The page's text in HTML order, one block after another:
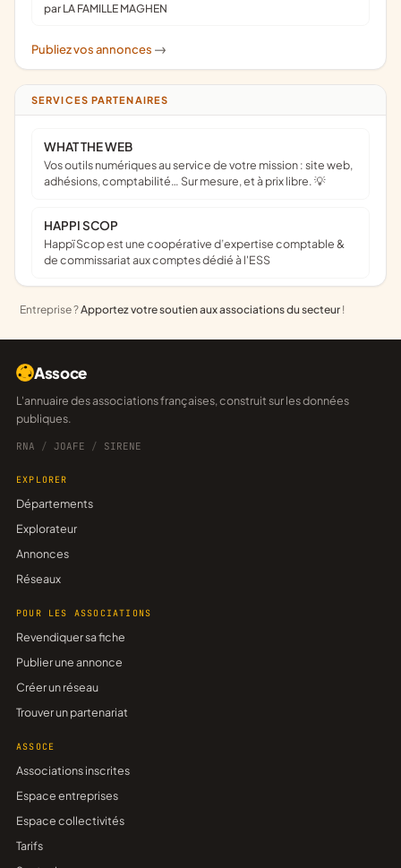
par LA FAMILLE MAGHEN
Publiez vos annonces ->
SERVICES PARTENAIRES
WHAT THE WEB
Vos outils numériques au service de votre mission : site web,
adhésions, comptabilité… Sur mesure, et à prix libre. 💡
HAPPI SCOP
Happï Scop est une coopérative d’expertise comptable &
de commissariat aux comptes dédié à l'ESS
Entreprise ?Apportez votre soutien aux associations du secteur !
Assoce
L'annuaire des associations françaises, construit sur les données
publiques.
RNA / JOAFE / SIRENE
EXPLORER
Départements
Explorateur
Annonces
Réseaux
POUR LES ASSOCIATIONS
Revendiquer sa fiche
Publier une annonce
Créer un réseau
Trouver un partenariat
ASSOCE
Associations inscrites
Espace entreprises
Espace collectivités
Tarifs